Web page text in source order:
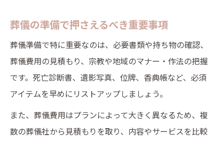
葬儀の準備で押さえるべき重要事項
葬儀準備で特に重要なのは、必要書類や持ち物の確認、
葬儀費用の見積もり、宗教や地域のマナー・作法の把握
です。死亡診断書、遺影写真、位牌、香典帳など、必須
アイテムを早めにリストアップしましょう。
また、葬儀費用はプランによって大きく異なるため、複
数の葬儀社から見積もりを取り、内容やサービスを比較